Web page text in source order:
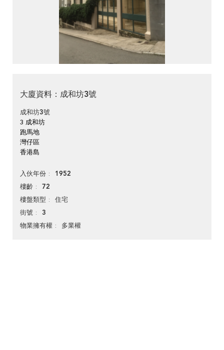
大廈資料：成和坊3號
成和坊3號
3 成和坊
跑馬地
灣仔區
香港島
入伙年份 1952
樓齡 72
樓盤類型 住宅
街號 3
物業擁有權 多業權